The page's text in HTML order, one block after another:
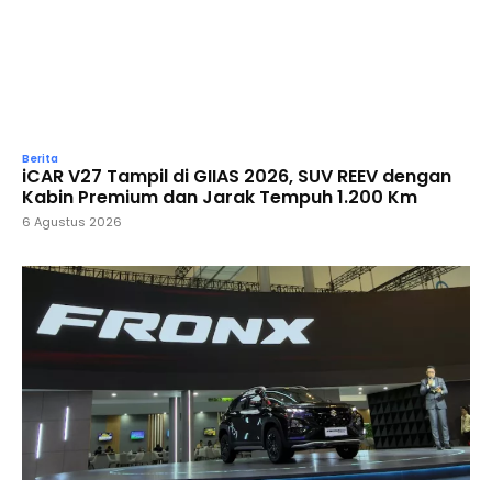
Berita
iCAR V27 Tampil di GIIAS 2026, SUV REEV dengan
Kabin Premium dan Jarak Tempuh 1.200 Km
6 Agustus 2026